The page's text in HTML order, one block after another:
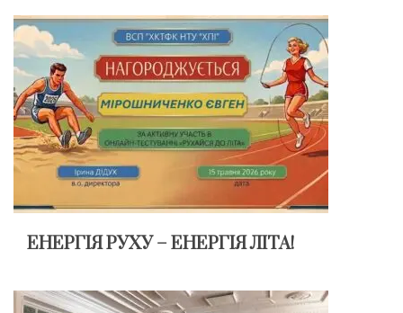
ЕНЕРГІЯ РУХУ – ЕНЕРГІЯ ЛІТА!